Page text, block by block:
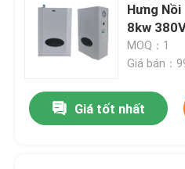
Hưng
8kw
MOQ：1
Giá bán：
Giá tốt nhất